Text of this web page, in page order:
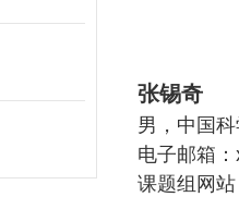
张锡奇
男，中国
电子邮箱
课题组网